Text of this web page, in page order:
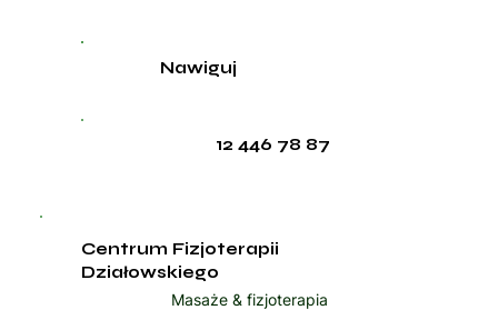
12 446 78 87
Nawiguj
Centrum Fizjoterapii
Działowskiego
Masaże & fizjoterapia